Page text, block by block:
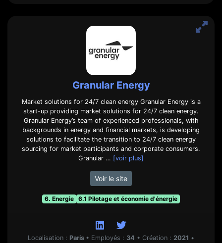
Granular Energy
Market solutions for 24/7 clean energy Granular Energy is a
start-up providing market solutions for 24/7 clean energy.
Granular Energy’s team of experienced professionals, with
backgrounds in energy and financial markets, is developing
solutions to facilitate the transition to 24/7 clean energy
sourcing for market participants and corporate consumers.
Granular … [voir plus]
Voir le site
6. Energie 6.1 Pilotage et économie d'énergie
Localisation : Paris • Employés : 34 • Création : 2021 •